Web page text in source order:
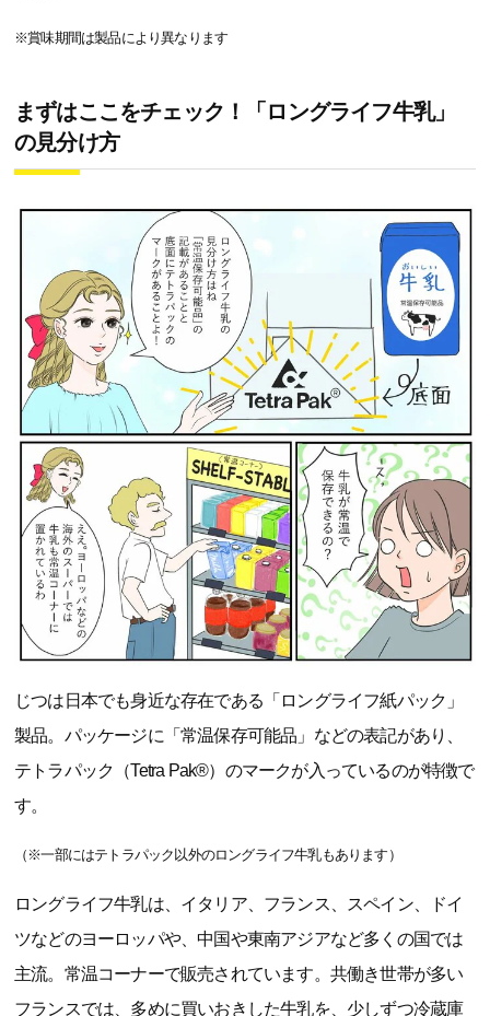
※賞味期間は製品により異なります
まずはここをチェック！「ロングライフ牛乳」
の見分け方
じつは日本でも身近な存在である「ロングライフ紙パック」
製品。パッケージに「常温保存可能品」などの表記があり、
テトラパック（Tetra Pak®）のマークが入っているのが特徴で
す。
（※一部にはテトラパック以外のロングライフ牛乳もあります）
ロングライフ牛乳は、イタリア、フランス、スペイン、ドイ
ツなどのヨーロッパや、中国や東南アジアなど多くの国では
主流。常温コーナーで販売されています。共働き世帯が多い
フランスでは、多めに買いおきした牛乳を、少しずつ冷蔵庫